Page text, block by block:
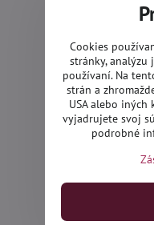
Cookies
stránky,
používaní. Na
strán a
USA alebo iných
vyjadrujete svoj
podrobné